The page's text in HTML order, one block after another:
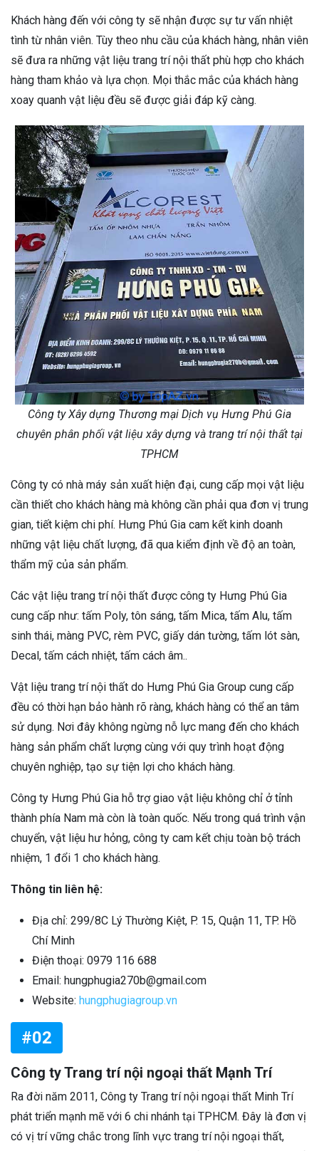
Khách hàng đến với công ty sẽ nhận được sự tư vấn nhiệt
tình từ nhân viên. Tùy theo nhu cầu của khách hàng, nhân viên
sẽ đưa ra những vật liệu trang trí nội thất phù hợp cho khách
hàng tham khảo và lựa chọn. Mọi thắc mắc của khách hàng
xoay quanh vật liệu đều sẽ được giải đáp kỹ càng.
Công ty Xây dựng Thương mại Dịch vụ Hưng Phú Gia
chuyên phân phối vật liệu xây dựng và trang trí nội thất tại
TPHCM
Công ty có nhà máy sản xuất hiện đại, cung cấp mọi vật liệu
cần thiết cho khách hàng mà không cần phải qua đơn vị trung
gian, tiết kiệm chi phí. Hưng Phú Gia cam kết kinh doanh
những vật liệu chất lượng, đã qua kiểm định về độ an toàn,
thẩm mỹ của sản phẩm.
Các vật liệu trang trí nội thất được công ty Hưng Phú Gia
cung cấp như: tấm Poly, tôn sáng, tấm Mica, tấm Alu, tấm
sinh thái, màng PVC, rèm PVC, giấy dán tường, tấm lót sàn,
Decal, tấm cách nhiệt, tấm cách âm..
Vật liệu trang trí nội thất do Hưng Phú Gia Group cung cấp
đều có thời hạn bảo hành rõ ràng, khách hàng có thể an tâm
sử dụng. Nơi đây không ngừng nỗ lực mang đến cho khách
hàng sản phẩm chất lượng cùng với quy trình hoạt động
chuyên nghiệp, tạo sự tiện lợi cho khách hàng.
Công ty Hưng Phú Gia hỗ trợ giao vật liệu không chỉ ở tỉnh
thành phía Nam mà còn là toàn quốc. Nếu trong quá trình vận
chuyển, vật liệu hư hỏng, công ty cam kết chịu toàn bộ trách
nhiệm, 1 đổi 1 cho khách hàng.
Thông tin liên hệ:
Địa chỉ: 299/8C Lý Thường Kiệt, P. 15, Quận 11, TP. Hồ
Chí Minh
Điện thoại: 0979 116 688
Email: hungphugia270b@gmail.com
Website: hungphugiagroup.vn
#02
Công ty Trang trí nội ngoại thất Mạnh Trí
Ra đời năm 2011, Công ty Trang trí nội ngoại thất Minh Trí
phát triển mạnh mẽ với 6 chi nhánh tại TPHCM. Đây là đơn vị
có vị trí vững chắc trong lĩnh vực trang trí nội ngoại thất,